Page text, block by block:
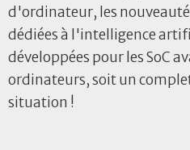
d'ordinateur, les
dédiées à l'intelligence
développées pour les SoC
ordinateurs, soit un
situation !